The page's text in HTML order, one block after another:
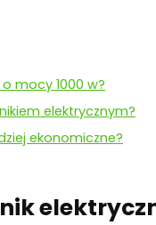
mocy 1000 w?
elektrycznym?
ekonomiczne?